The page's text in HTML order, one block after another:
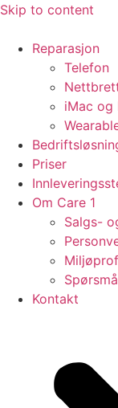
Skip to content
Reparasjon
Telefon
iMac og
Priser
Om Care 1
Salgs-
Kontakt